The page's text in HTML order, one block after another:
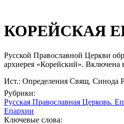
КОРЕЙСКАЯ
Русской Православной Церкви
архиерея «Корейский». Включена
Ист.: Определения Свящ.
Рубрики:
Русская Православная Церковь.
Епархии
Ключевые слова: